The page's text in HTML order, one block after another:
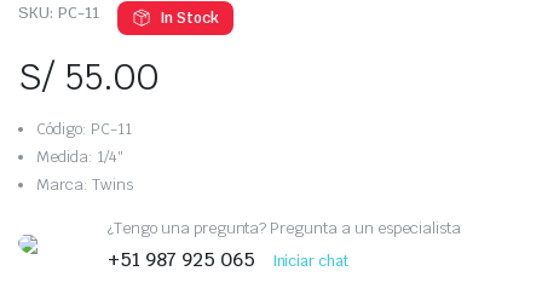
SKU: PC-11 In Stock
S/55.00
Código: PC-11
Medida: 1/4″
Marca: Twins
¿Tengo una pregunta? Pregunta a un especialista
+51 987 925 065 Iniciar chat